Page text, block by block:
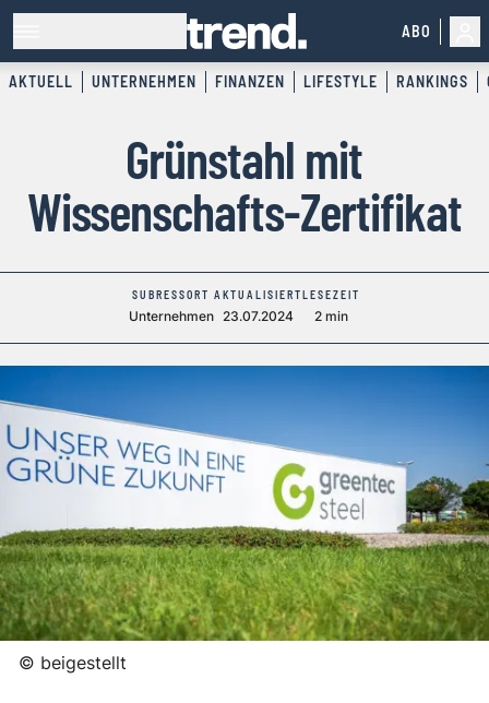
ABO
AKTUELL UNTERNEHMEN FINANZEN LIFESTYLE RANKINGS
Grünstahl mit
Wissenschafts-Zertifikat
SUBRESSORT
Unternehmen
AKTUALISIERT
23.07.2024
LESEZEIT
2 min
© beigestellt